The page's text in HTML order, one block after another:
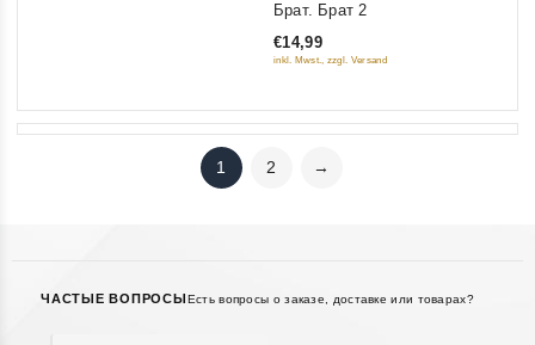
out
of
Брат. Брат 2
€14,99
inkl. Mwst., zzgl. Versand
1 2 →
ЧАСТЫЕ ВОПРОСЫЕсть вопросы о заказе, доставке или товарах?